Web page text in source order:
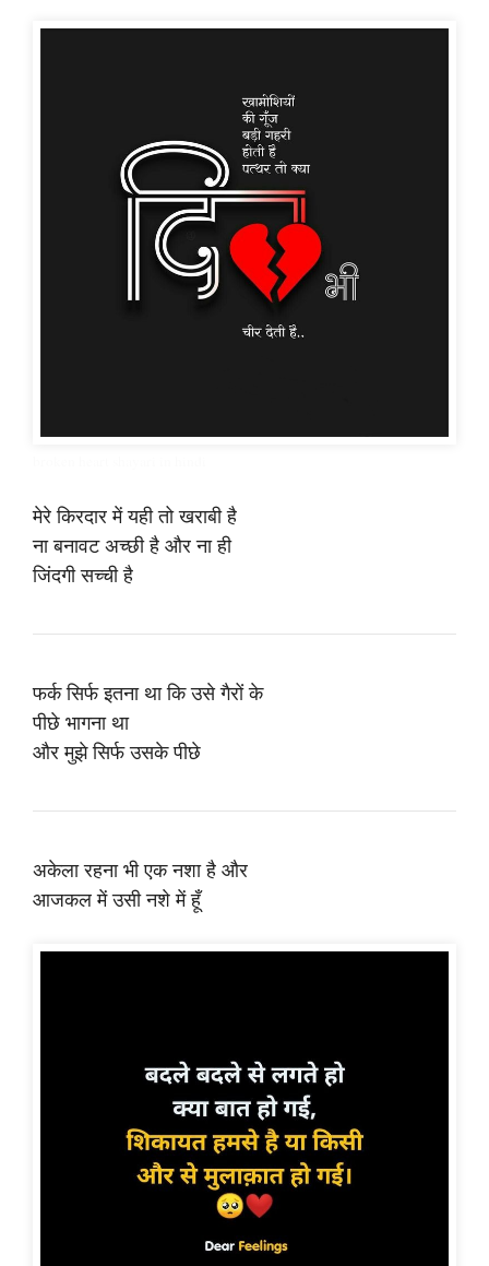
मेरे किरदार में यही तो खराबी है
ना बनावट अच्छी है और ना ही
जिंदगी सच्ची है
फर्क सिर्फ इतना था कि उसे गैरों के
पीछे भागना था
और मुझे सिर्फ उसके पीछे
अकेला रहना भी एक नशा है और
आजकल में उसी नशे में हूँ